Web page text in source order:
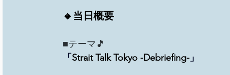
🔸当日概要
■テーマ🎵
「 Strait Talk Tokyo -Debriefing-」